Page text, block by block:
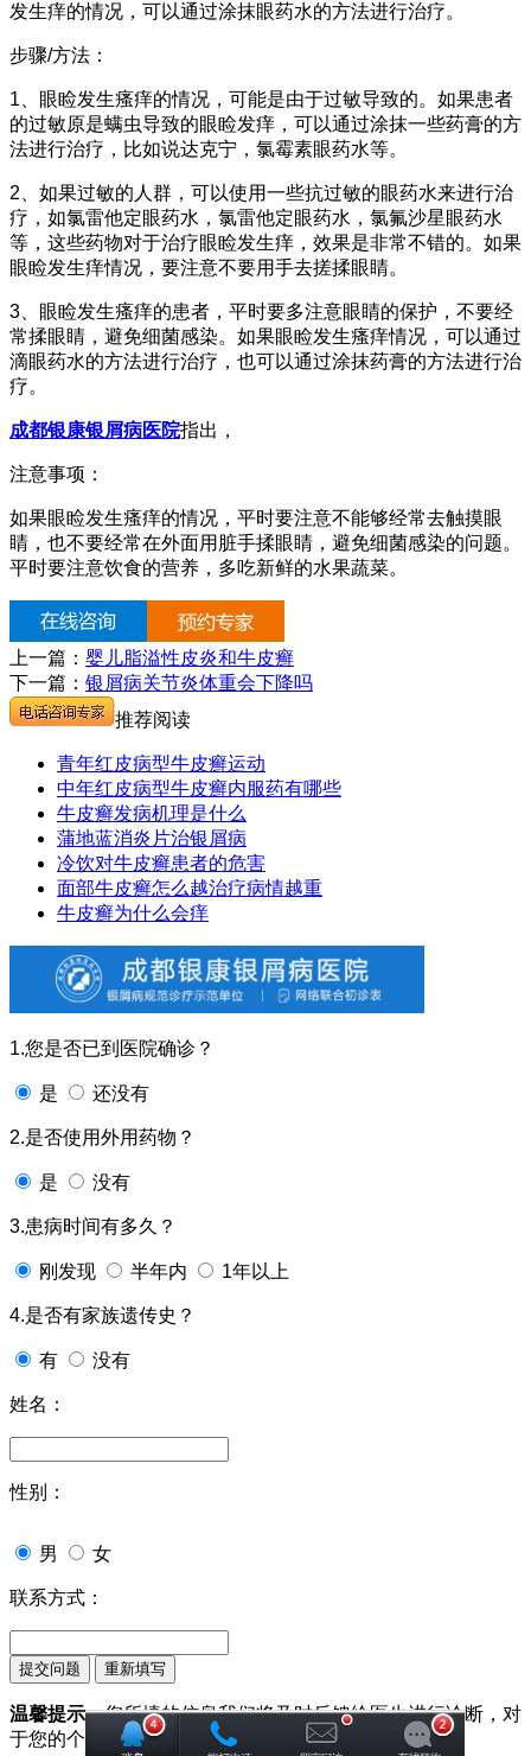
发生痒的情况，可以通过涂抹眼药水的方法进行治疗。
步骤/方法：
1、眼睑发生瘙痒的情况，可能是由于过敏导致的。如果患者
的过敏原是螨虫导致的眼睑发痒，可以通过涂抹一些药膏的方
法进行治疗，比如说达克宁，氯霉素眼药水等。
2、如果过敏的人群，可以使用一些抗过敏的眼药水来进行治
疗，如氯雷他定眼药水，氯雷他定眼药水，氯氟沙星眼药水
等，这些药物对于治疗眼睑发生痒，效果是非常不错的。如果
眼睑发生痒情况，要注意不要用手去搓揉眼睛。
3、眼睑发生瘙痒的患者，平时要多注意眼睛的保护，不要经
常揉眼睛，避免细菌感染。如果眼睑发生瘙痒情况，可以通过
滴眼药水的方法进行治疗，也可以通过涂抹药膏的方法进行治
疗。
成都银康银屑病医院指出，
注意事项：
如果眼睑发生瘙痒的情况，平时要注意不能够经常去触摸眼
睛，也不要经常在外面用脏手揉眼睛，避免细菌感染的问题。
平时要注意饮食的营养，多吃新鲜的水果蔬菜。
上一篇： 婴儿脂溢性皮炎和牛皮癣
下一篇： 银屑病关节炎体重会下降吗
推荐阅读
青年红皮病型牛皮癣运动
中年红皮病型牛皮癣内服药有哪些
牛皮癣发病机理是什么
蒲地蓝消炎片治银屑病
冷饮对牛皮癣患者的危害
面部牛皮癣怎么越治疗病情越重
牛皮癣为什么会痒
1.您是否已到医院确诊？
是 还没有
2.是否使用外用药物？
是 没有
3.患病时间有多久？
刚发现 半年内 1年以上
4.是否有家族遗传史？
有 没有
姓名：
性别：
男 女
联系方式：
温馨提示：您所填的信息我们将及时反馈给医生进行诊断，对
于您的个人信息我们承诺绝对保密！请您放心！